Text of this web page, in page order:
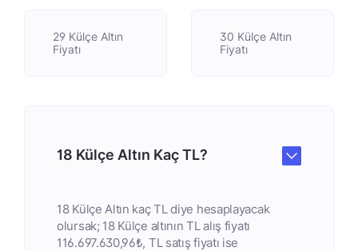
29 Külçe Altın
Fiyatı
30 Külçe Altın
Fiyatı
18 Külçe Altın Kaç TL?
18 Külçe Altın kaç TL diye hesaplayacak
olursak; 18 Külçe altının TL alış fiyatı
116.697.630,96₺, TL satış fiyatı ise